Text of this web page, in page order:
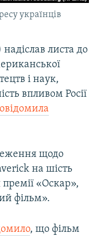
українців
листа до
і наук,
впливом Росії
щодо
на шість
«Оскар»,
фільм».
, що фільм